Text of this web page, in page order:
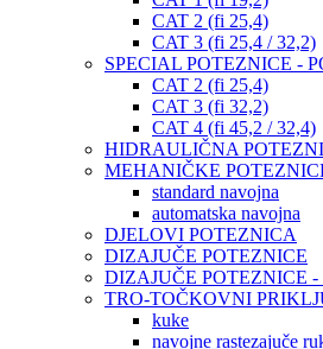
CAT 2 (fi 25,4)
CAT 3 (fi 25,4 / 32,2)
SPECIAL POTEZNICE -
CAT 2 (fi 25,4)
CAT 3 (fi 32,2)
CAT 4 (fi 45,2 / 32,4)
HIDRAULIČNA
MEHANIČKE
standard navojna
automatska navojna
DJELOVI POTEZNICA
DIZAJUČE POTEZNICE
DIZAJUČE POTEZNICE
TRO-TOČKOVNI
kuke
navojne rastezajuče